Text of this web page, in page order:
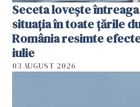
Seceta lovește
situația în toate țările
România resimte
iulie
03 AUGUST 2026